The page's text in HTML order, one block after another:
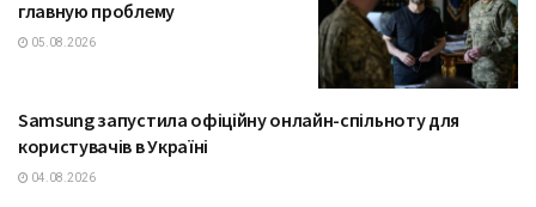
главную проблему
05.08.2026
ТЕХНОЛОГІЇ
Samsung запустила офіційну онлайн-спільноту для
користувачів в Україні
04.08.2026